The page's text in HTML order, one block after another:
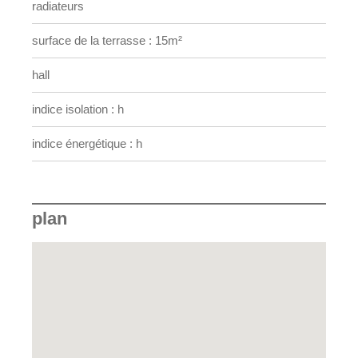
Les frais d'agence sont à charge du vendeur.
radiateurs
surface de la terrasse : 15m²
hall
indice isolation : h
indice énergétique : h
plan